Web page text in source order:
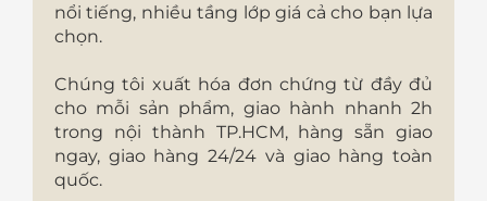
nổi tiếng, nhiều tầng lớp giá cả cho bạn lựa
chọn.
Chúng tôi xuất hóa đơn chứng từ đầy đủ
cho mỗi sản phẩm, giao hành nhanh 2h
trong nội thành TP.HCM, hàng sẵn giao
ngay, giao hàng 24/24 và giao hàng toàn
quốc.